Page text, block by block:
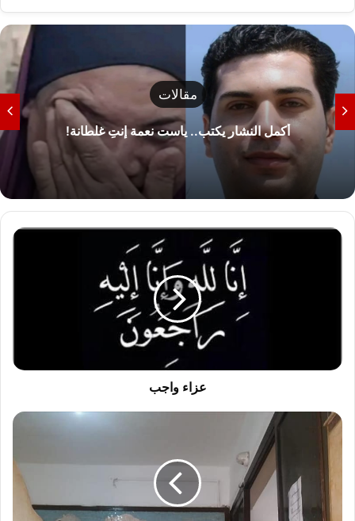
مقالات
أكمل النشار يكتب.. ياست نعمة إنتِ غلطانة!
ع
عزاء واجب
ح